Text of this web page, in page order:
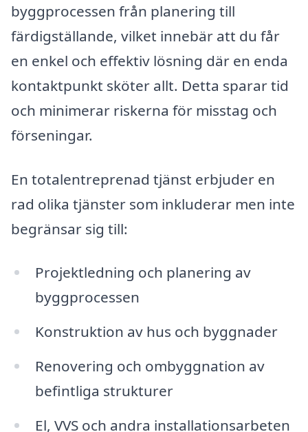
byggprocessen från planering till
färdigställande, vilket innebär att du får
en enkel och effektiv lösning där en enda
kontaktpunkt sköter allt. Detta sparar tid
och minimerar riskerna för misstag och
förseningar.
En totalentreprenad tjänst erbjuder en
rad olika tjänster som inkluderar men inte
begränsar sig till:
Projektledning och planering av
byggprocessen
Konstruktion av hus och byggnader
Renovering och ombyggnation av
befintliga strukturer
El, VVS och andra installationsarbeten